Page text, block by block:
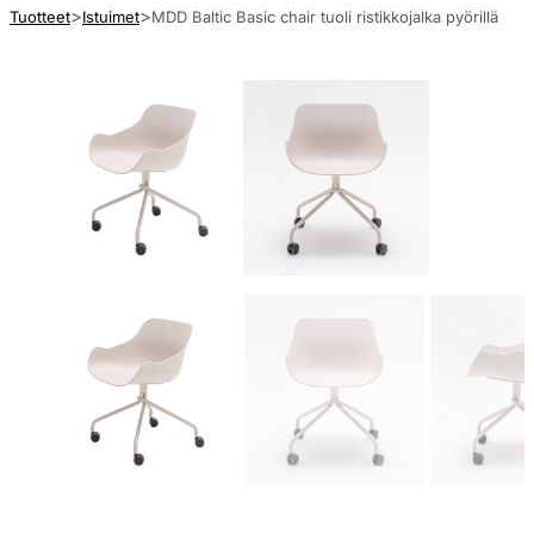
Tuotteet Istuimet MDD Baltic Basic chair tuoli ristikkojalka pyörillä